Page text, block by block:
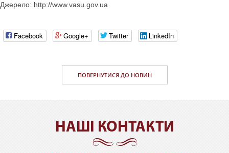
Джерело: http://www.vasu.gov.ua
Facebook Google+ Twitter LinkedIn
ПОВЕРНУТИСЯ ДО НОВИН
НАШI КОНТАКТИ